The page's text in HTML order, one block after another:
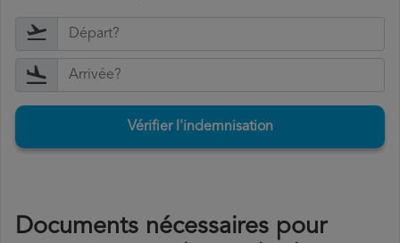
Vérifier l'indemnisation
Documents nécessaires pour